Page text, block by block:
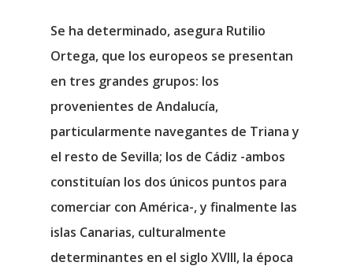
Se ha determinado, asegura Rutilio
Ortega, que los europeos se presentan
en tres grandes grupos: los
provenientes de Andalucía,
particularmente navegantes de Triana y
el resto de Sevilla; los de Cádiz -ambos
constituían los dos únicos puntos para
comerciar con América-, y finalmente las
islas Canarias, culturalmente
determinantes en el siglo XVIII, la época